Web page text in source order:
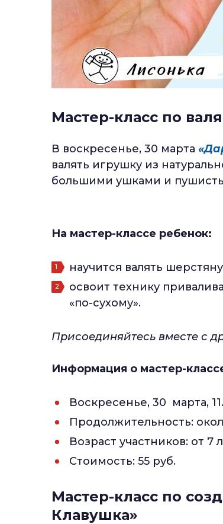
Мастер-класс по
В воскресенье, 30 марта
валять игрушку из
большими ушками и
На мастер-классе ребенок:
научится валять
освоит технику
«по-сухому».
Присоединяйтесь вместе с
Информация о мастер-
Воскресенье, 30 марта,
Продолжительность:
Возраст участников: от 7
Стоимость: 55 руб.
Мастер-класс по
Клавушка»